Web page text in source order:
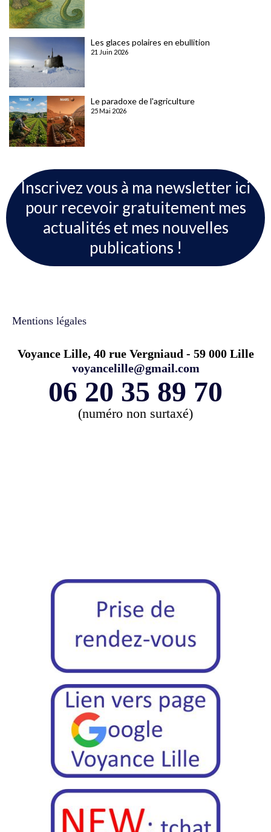
Les glaces polaires en ebullition
21 Juin 2026
Le paradoxe de l'agriculture
25 Mai 2026
Inscrivez vous à ma newsletter ici
pour recevoir gratuitement mes
actualités et mes nouvelles
publications !
Mentions légales
Voyance Lille, 40 rue Vergniaud - 59 000 Lille
voyancelille@gmail.com
06 20 35 89 70
(numéro non surtaxé)